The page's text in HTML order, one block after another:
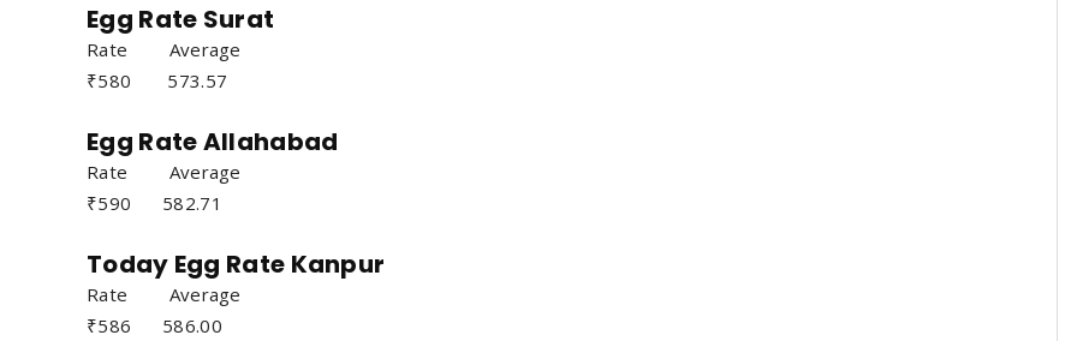
Egg Rate Surat
Rate Average
₹580 573.57
Egg Rate Allahabad
Rate Average
₹590 582.71
Today Egg Rate Kanpur
Rate Average
₹586 586.00